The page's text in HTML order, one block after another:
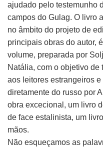
ajudado pelo testemunho
campos do Gulag. O livro
no âmbito do projeto de
principais obras do autor,
volume, preparada por
Natália, com o objetivo
aos leitores estrangeiros
diretamente do russo por
obra excecional, um livro
de face estalinista, um
mãos.
Não esqueçamos as